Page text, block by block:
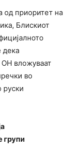
од приоритет на
Блискиот
дека
ОН вложуваат
во
руски
групи